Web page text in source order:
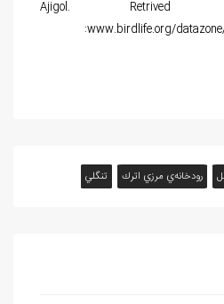
Ajigol. Retrived
:www.birdlife.org/
رودخانه‌ي مرزي اترك تنگلي